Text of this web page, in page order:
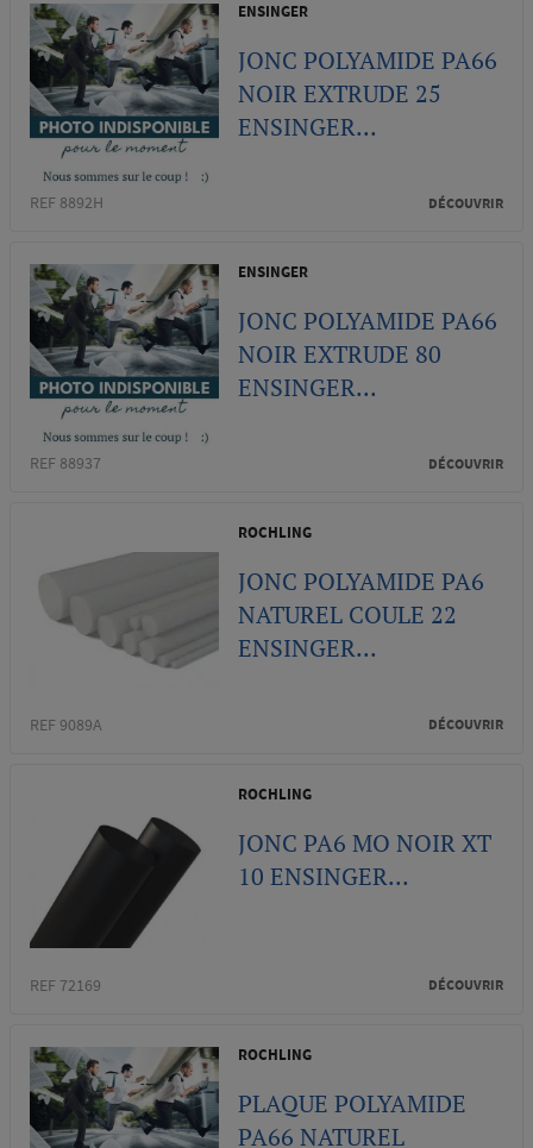
ENSINGER
JONC POLYAMIDE PA66
NOIR EXTRUDE 25
ENSINGER...
REF 8892H DÉCOUVRIR
ENSINGER
JONC POLYAMIDE PA66
NOIR EXTRUDE 80
ENSINGER...
REF 88937 DÉCOUVRIR
ROCHLING
JONC POLYAMIDE PA6
NATUREL COULE 22
ENSINGER...
REF 9089A DÉCOUVRIR
ROCHLING
JONC PA6 MO NOIR XT
10 ENSINGER...
REF 72169 DÉCOUVRIR
ROCHLING
PLAQUE POLYAMIDE
PA66 NATUREL